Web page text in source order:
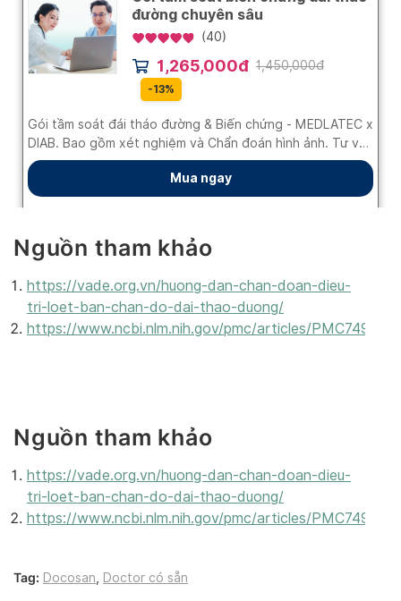
Nguồn tham khảo
https://vade.org.vn/huong-dan-chan-doan-dieu-
tri-loet-ban-chan-do-dai-thao-duong/
https://www.ncbi.nlm.nih.gov/pmc/articles/
Nguồn tham khảo
https://vade.org.vn/huong-dan-chan-doan-dieu-
tri-loet-ban-chan-do-dai-thao-duong/
https://www.ncbi.nlm.nih.gov/pmc/articles/
Tag: Docosan Doctor có sẵn